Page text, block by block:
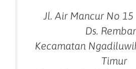
Jl. Air Mancur No 15
Ds.
Kecamatan
Timur